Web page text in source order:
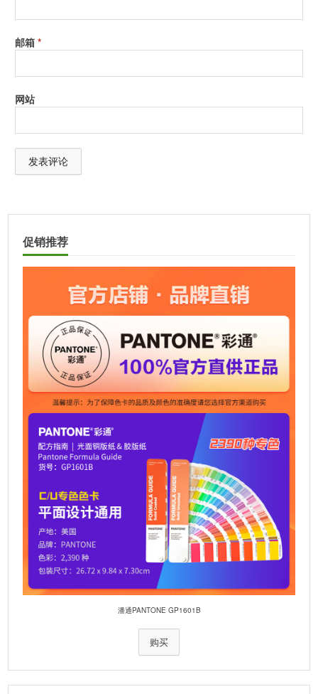
邮箱*
网站
l
促销推荐
潘通PANTONE GP1601B
购买